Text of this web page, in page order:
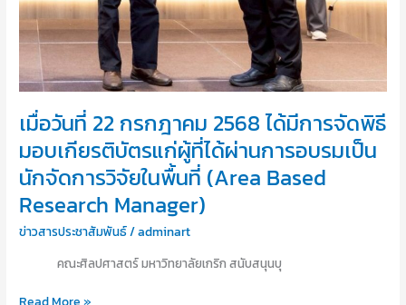
เมื่อวันที่ 22 กรกฎาคม 2568 ได้มีการจัดพิธี
มอบเกียรติบัตรแก่ผู้ที่ได้ผ่านการอบรมเป็น
นักจัดการวิจัยในพื้นที่ (Area Based
Research Manager)
ข่าวสารประชาสัมพันธ์/adminart
คณะศิลปศาสตร์ มหาวิทยาลัยเกริก สนับสนุนบุ
ได้
ผ่าน
การ
อบรม
เป็น
นัก
จัดการ
วิจัย
ใน
พื้นที่
(Area
Based
Manager)